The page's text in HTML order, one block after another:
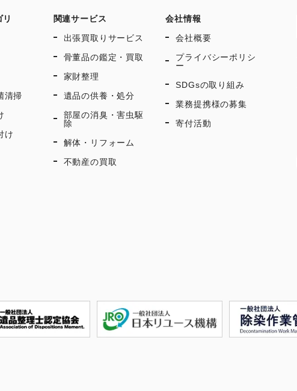
清掃
け
関連サービス
出張買取りサービス
骨董品の鑑定・買取
家財整理
遺品の供養・処分
部屋の消臭・害虫駆
除
解体・リフォーム
不動産の買取
会社情報
会社概要
プライバシーポリシ
ー
SDGsの取り組み
業務提携様の募集
寄付活動